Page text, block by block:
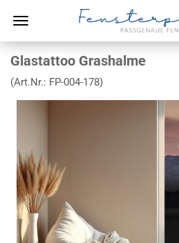
Glastattoo Grashalme
(Art.Nr.: FP-004-178)